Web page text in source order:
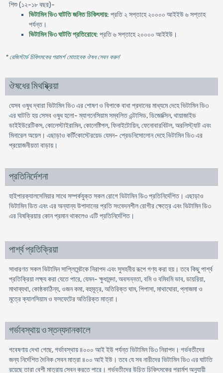
শিশু (১২-১৮ বছর)-
ভিটামিন ডি৩ ঘাটতি জনিত চিকিৎসায়: প্রতি ২ সপ্তাহে ২০০০০ আইইউ ৬ সপ্তাহ
পর্যন্ত।
ভিটামিন ডি৩ ঘাটতি প্রতিরোধে: প্রতি ৬ সপ্তাহে ২০০০০ আইইউ।
* রেজিস্টার্ড চিকিৎসকের পরামর্শ মোতাবেক ঔষধ সেবন করুন'
ঔষধের মিথষ্ক্রিয়া
যেসব ওষুধ দ্বারা ভিটামিন ডি৩ এর শোষণ ও বিপাকে বাধা প্রদানের মাধ্যমে দেহে ভিটামিন ডি৩
এর ঘাটতি হয় সেসব ওষুধ হলো- ম্যাগনেসিয়াম সম্বলিত এন্টাসিড, ডিজোক্সিন, থায়াজাইড
ডাইইউরেটিকস, কোলেস্টাইরামিন, কোলেষ্টিপল, ফিনাইটোয়িন, ফেনোবারবিটল, অরলিস্ট্যাট এবং
মিনারেল অয়েল। এছাড়াও কর্টিকোস্টেরয়েড যেমন- প্রেডনিসোলোন দেহে ভিটামিন ডি৩ এর
প্রয়োজনীয়তা বাড়ায়।
প্রতিনির্দেশনা
হাইপারক্যালসেমিয়ার সাথে সম্পর্কযুক্ত সকল রোগে ভিটামিন ডি৩ প্রতিনির্দেশিত। এছাড়াও
ভিটামিন ডিত এবং এর অন্যান্য উপাদানের প্রতি সংবেদনশীল রোগীর ক্ষেত্রে এবং ভিটামিন ডি৩
এর বিষক্রিয়ার কোন প্রমান থাকলেও এটি প্রতিনির্দেশিত।
পার্শ্ব প্রতিক্রিয়া
সাধারণত সকল ভিটামিন সাপ্লিমেন্টকে নিরাপদ এবং সুসহনীয় রূপে গণ্য করা হয়। তবে কিছু পার্শ্ব
প্রতিক্রিয়া লক্ষ্য করা যেতে পারে, যেমন- ক্ষুধামন্দা, অবসন্নতা, বমি ও বমিবমি ভাব, ডায়রিয়া,
মাথাব্যথা, কোষ্ঠকাঠিন্য, ওজন কমা, বহুমূত্র, অতিরিক্ত ঘাম, পিপাসা, মাথাঘোরা, প্লাজমা ও
মূত্রে ক্যালসিয়াম ও ফসফেটের অতিরিক্ত মাত্রা।
গর্ভাবস্থায় ও স্তন্যদানকালে
গবেষণায় দেখা গেছে, গর্ভাবস্থায় ৪০০০ আই ইউ পর্যন্ত ভিটামিন ডি৩ নিরাপদ। গর্ভবতীদের
জন্য নির্দেশিত দৈনিক সেবন মাত্রা ৪০০ আই ইউ। তবে যে সব নারীদের ভিটামিন ডি৩ এর ঘাটতি
রয়েছে তারা বেশী মাত্রায় সেবন করতে পারে। গর্ভবতীদের উচিত চিকিৎসকের পরার্মশ অনুযায়ী